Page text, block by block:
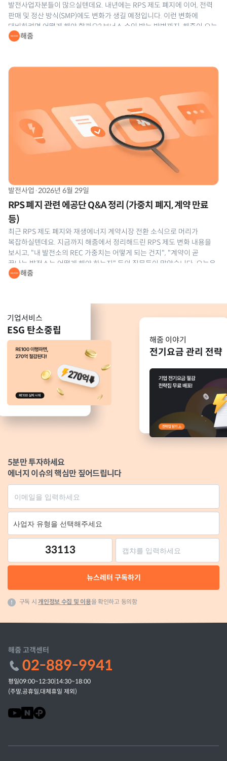
발전사업자분들이 많으실텐데요. 내년에는 RPS 제도 폐지에 이어, 전력
판매 및 정산 방식(SMP)에도 변화가 생길 예정입니다. 이런 변화에
대비하려면 어떻게 해야 할까요? 보너스 수익 받는 방법까지, 해줌이 오늘
쉽게 설명드리겠습니다. ⏰[7월 한정] 예측제도 정산금 프로모션 7월
해줌
발전사업 ·2026년 6월 29일
RPS 폐지 관련 에공단 Q&A 정리 (가중치 폐지, 계약 만료
등)
최근 RPS 제도 폐지와 재생에너지 계약시장 전환 소식으로 머리가
복잡하실텐데요. 지금까지 해줌에서 정리해드린 RPS 제도 변화 내용을
보시고, "내 발전소의 REC 가중치는 어떻게 되는 건지", "계약이 곧
끝나는 발전소는 어떻게 해야 하는지" 등의 질문들이 많았습니다. 오늘은
지난 5월 26일 한국에너지공단 주관으로 열린 '2026년 태양광 고정가격
해줌
기업서비스
ESG 탄소중립
해줌 이야기
전기요금 관리 전략
5분만 투자하세요
에너지 이슈의 핵심만 짚어드립니다
33113
뉴스레터 구독하기
구독 시개인정보 수집 및 이용을 확인하고 동의함
해줌 고객센터
02-889-9941
평일09:00~12:30|14:30~18:00
(주말,공휴일,대체휴일 제외)